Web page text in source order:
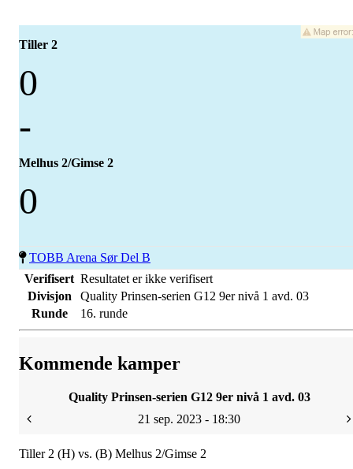
Tiller 2
0
-
Melhus 2/Gimse 2
0
TOBB Arena Sør Del B
Verifisert Resultatet er ikke verifisert
Divisjon
Quality Prinsen-serien G12 9er nivå 1 avd. 03
Runde
16. runde
Kommende kamper
Quality Prinsen-serien G12 9er nivå 1 avd. 03
21 sep. 2023 - 18:30
Tiller 2 (H) vs. (B) Melhus 2/Gimse 2